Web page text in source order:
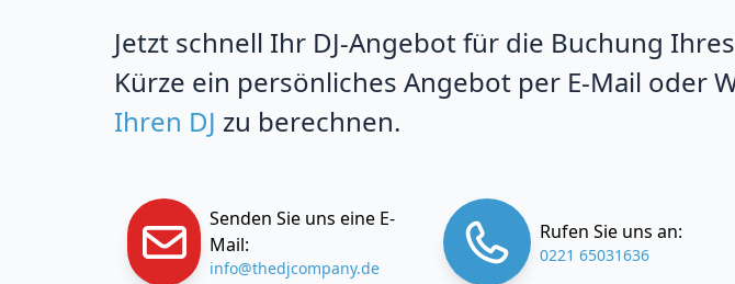
Jetzt schnell Ihr DJ-Angebot für die Buchung
Kürze ein persönliches Angebot per E-Mail oder
Ihren DJ zu berechnen.
Senden Sie uns eine E-
Mail:
info@thedjcompany.de
Rufen Sie uns an:
0221 65031636